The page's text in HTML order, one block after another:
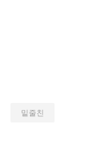
밑줄친